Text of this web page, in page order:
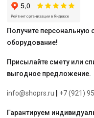
Получите персональную
оборудование!
Присылайте смету или
выгодное предложение.
info@shoprs.ru +7 (921)
Гарантируем